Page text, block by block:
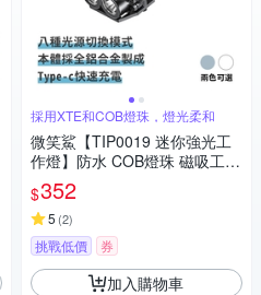
採用XTE和COB燈珠，燈光柔和
微笑鯊【TIP0019 迷你強光工
作燈】防水 COB燈珠 磁吸工作
燈 汽修燈 露營 登山 釣魚 戶外
照明 多功能照明 超亮遠射 爆亮
輕巧便攜
$352
5 (2)
挑戰低價 券
加入購物車